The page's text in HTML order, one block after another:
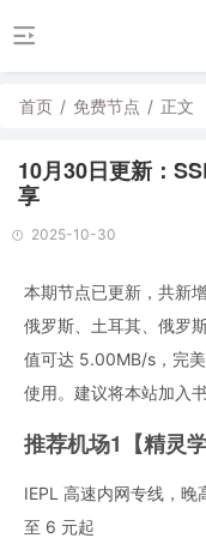
首页 / 免费节点 / 正文
10月30日更新：
享
2025-10-30
本期节点已更新，共新
俄罗斯、土耳其、俄罗
值可达 5.00MB/s，完
使用。建议将本站加入
推荐机场1【精灵学
IEPL 高速内网专线，
至 6 元起